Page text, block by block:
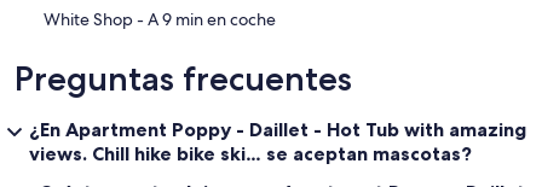
‪White Shop - ‬A 9 min en coche
Preguntas frecuentes
¿En Apartment Poppy - Daillet - Hot Tub with amazing
views. Chill hike bike ski… se aceptan mascotas?